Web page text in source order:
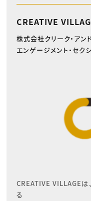
CREATIVE
株式会社クリーク・アン
エンゲージメント・セク
CREATIVE VILLAGEは
る